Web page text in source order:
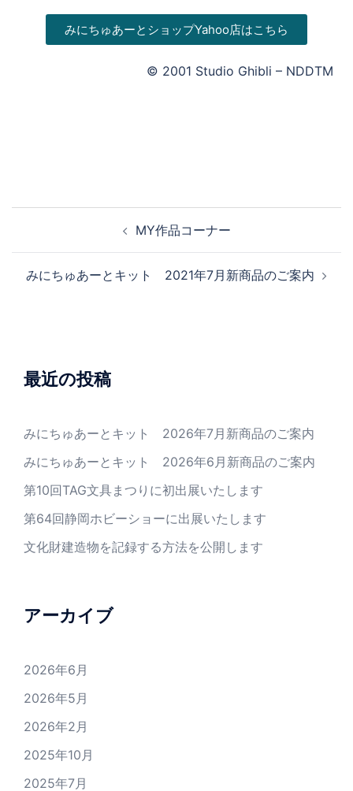
みにちゅあーとショップYahoo店はこちら
© 2001 Studio Ghibli – NDDTM
MY作品コーナー
みにちゅあーとキット 2021年7月新商品のご案内
最近の投稿
みにちゅあーとキット 2026年7月新商品のご案内
みにちゅあーとキット 2026年6月新商品のご案内
第10回TAG文具まつりに初出展いたします
第64回静岡ホビーショーに出展いたします
文化財建造物を記録する方法を公開します
アーカイブ
2026年6月
2026年5月
2026年2月
2025年10月
2025年7月